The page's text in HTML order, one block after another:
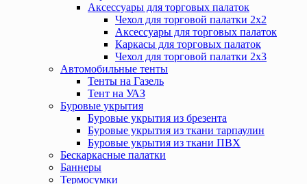
Аксессуары для торговых палаток
Чехол для торговой палатки 2х2
Аксессуары для торговых палаток
Каркасы для торговых палаток
Чехол для торговой палатки 2х3
Автомобильные тенты
Тенты на Газель
Тент на УАЗ
Буровые укрытия
Буровые укрытия из брезента
Буровые укрытия из ткани тарпаулин
Буровые укрытия из ткани ПВХ
Бескаркасные палатки
Баннеры
Термосумки